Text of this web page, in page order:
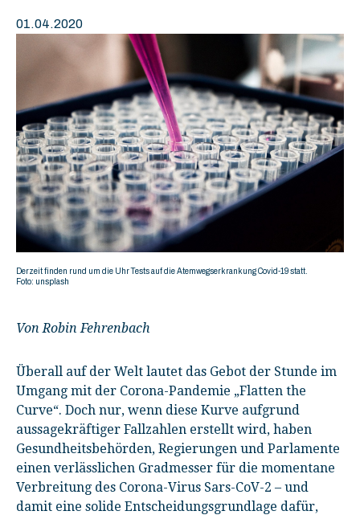
01.04.2020
Derzeit finden rund um die Uhr Tests auf die Atemwegserkrankung Covid-19 statt.
Foto: unsplash
Von Robin Fehrenbach
Überall auf der Welt lautet das Gebot der Stunde im
Umgang mit der Corona-Pandemie „Flatten the
Curve“. Doch nur, wenn diese Kurve aufgrund
aussagekräftiger Fallzahlen erstellt wird, haben
Gesundheitsbehörden, Regierungen und Parlamente
einen verlässlichen Gradmesser für die momentane
Verbreitung des Corona-Virus Sars-CoV-2 – und
damit eine solide Entscheidungsgrundlage dafür,